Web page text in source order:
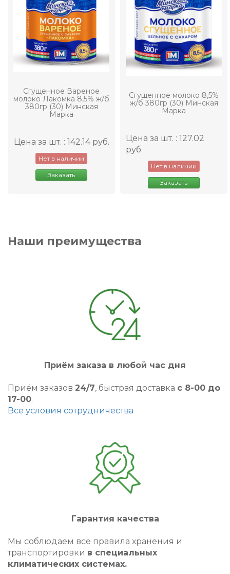
Сгущенное Вареное
молоко Лакомка 8,5% ж/б
380гр (30) Минская
Марка
Цена за шт. : 142.14 руб.
Нет в наличии
Заказать
Сгущенное молоко 8,5%
ж/б 380гр (30) Минская
Марка
Цена за шт. : 127.02
руб.
Нет в наличии
Заказать
Наши преимущества
Приём заказа в любой час дня
Приём заказов 24/7, быстрая доставка с 8-00 до
17-00.
Все условия сотрудничества
Гарантия качества
Мы соблюдаем все правила хранения и
транспортировки в специальных
климатических системах.